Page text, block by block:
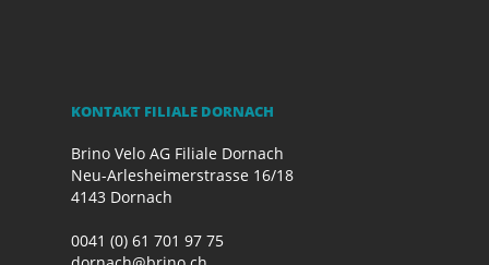
KONTAKT FILIALE DORNACH
Brino Velo AG Filiale Dornach
Neu-Arlesheimerstrasse 16/18
4143 Dornach
0041 (0) 61 701 97 75